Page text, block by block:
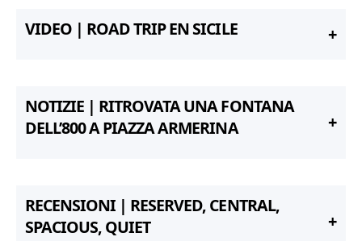
VIDEO | ROAD TRIP EN SICILE
NOTIZIE | RITROVATA UNA FONTANA
DELL’800 A PIAZZA ARMERINA
RECENSIONI | RESERVED, CENTRAL,
SPACIOUS, QUIET